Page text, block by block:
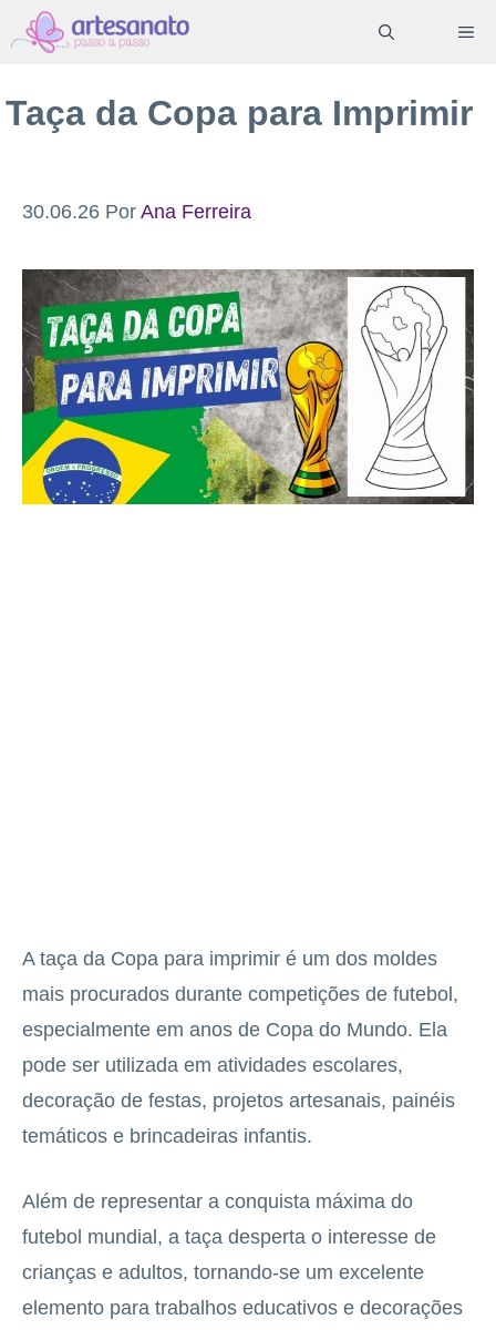
Pular
para
conteúdo
Taça da Copa para Imprimir
30.06.26 Por Ana Ferreira
A taça da Copa para imprimir é um dos moldes
mais procurados durante competições de futebol,
especialmente em anos de Copa do Mundo. Ela
pode ser utilizada em atividades escolares,
decoração de festas, projetos artesanais, painéis
temáticos e brincadeiras infantis.
Além de representar a conquista máxima do
futebol mundial, a taça desperta o interesse de
crianças e adultos, tornando-se um excelente
elemento para trabalhos educativos e decorações